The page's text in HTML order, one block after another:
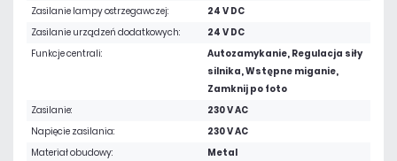
Zasilanie lampy ostrzegawczej:
24 V DC
Zasilanie urządzeń dodatkowych:
24 V DC
Funkcje centrali:
Autozamykanie, Regulacja siły
silnika, Wstępne miganie,
Zamknij po foto
Zasilanie:
230 V AC
Napięcie zasilania:
230 V AC
Materiał obudowy:
Metal